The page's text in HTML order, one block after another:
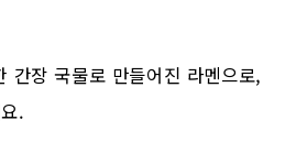
간장 국물로 만들어진 라멘으로,
.